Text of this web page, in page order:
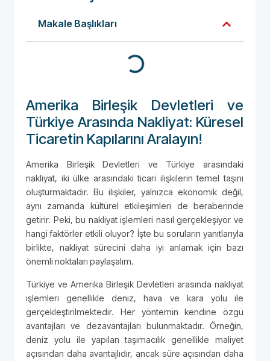
Makale Başlıkları
Amerika Birleşik Devletleri ve
Türkiye Arasında Nakliyat: Küresel
Ticaretin Kapılarını Aralayın!
Amerika Birleşik Devletleri ve Türkiye arasındaki
nakliyat, iki ülke arasındaki ticari ilişkilerin temel taşını
oluşturmaktadır. Bu ilişkiler, yalnızca ekonomik değil,
aynı zamanda kültürel etkileşimleri de beraberinde
getirir. Peki, bu nakliyat işlemleri nasıl gerçekleşiyor ve
hangi faktörler etkili oluyor? İşte bu soruların yanıtlarıyla
birlikte, nakliyat sürecini daha iyi anlamak için bazı
önemli noktaları paylaşalım.
Türkiye ve Amerika Birleşik Devletleri arasında nakliyat
işlemleri genellikle deniz, hava ve kara yolu ile
gerçekleştirilmektedir. Her yöntemin kendine özgü
avantajları ve dezavantajları bulunmaktadır. Örneğin,
deniz yolu ile yapılan taşımacılık genellikle maliyet
açısından daha avantajlıdır, ancak süre açısından daha